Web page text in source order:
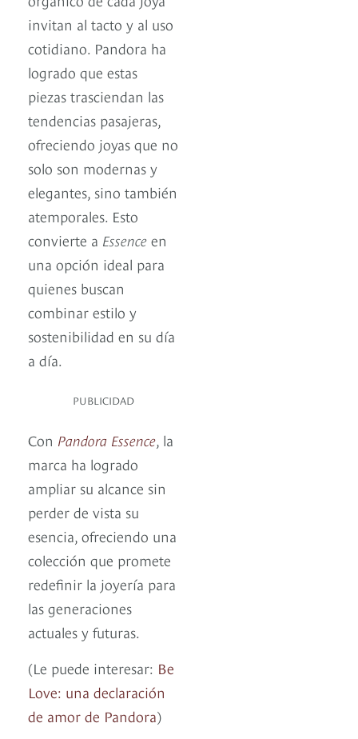
invitan al tacto y al uso
cotidiano. Pandora ha
logrado que estas
piezas trasciendan las
tendencias pasajeras,
ofreciendo joyas que no
solo son modernas y
elegantes, sino también
atemporales. Esto
convierte a Essence en
una opción ideal para
quienes buscan
combinar estilo y
sostenibilidad en su día
a día.
PUBLICIDAD
Con Pandora Essence, la
marca ha logrado
ampliar su alcance sin
perder de vista su
esencia, ofreciendo una
colección que promete
redefinir la joyería para
las generaciones
actuales y futuras.
(Le puede interesar: Be
Love: una declaración
de amor de Pandora)